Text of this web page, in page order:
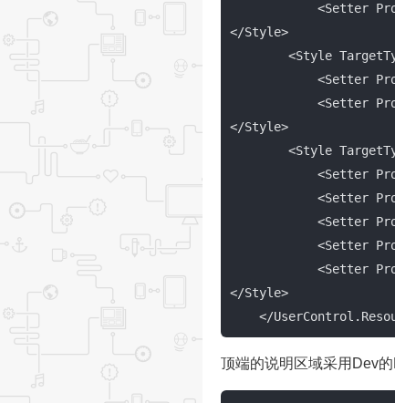
</Style>
<Style
</Style>
<Style
</Style>
</
顶端的说明区域采用Dev